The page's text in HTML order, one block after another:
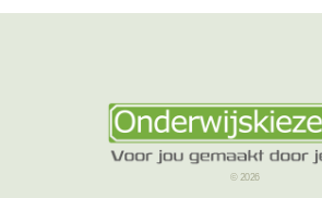
© 2026